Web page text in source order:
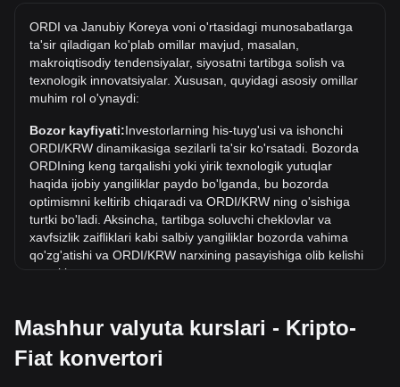
KRW dagi 1 ORDI ning eng yuqori narxi ₩135,402.95. 1
ORDI/KRW qiymati joriy eng yuqori ko'rsatkichdan oshib
ketishini ko'rish kerak.
KRW da narx dinamikasi qanday?
Oxirgi 7 kun ichida ORDI (ORDI) kursi 4.37% ga tushdi.
Oxirgi oyda ORDI (ORDI) ayirboshlash kursi Janubiy Koreya
voni (KRW) ga nisbatan 7.65% ga tushdi.
ORDI va Janubiy Koreya voni o'rtasidagi munosabatlarga
ta'sir qiladigan ko'plab omillar mavjud, masalan,
makroiqtisodiy tendensiyalar, siyosatni tartibga solish va
texnologik innovatsiyalar. Xususan, quyidagi asosiy omillar
muhim rol o'ynaydi:
Bozor kayfiyati:Investorlarning his-tuyg'usi va ishonchi
ORDI/KRW dinamikasiga sezilarli ta'sir ko'rsatadi. Bozorda
ORDIning keng tarqalishi yoki yirik texnologik yutuqlar
haqida ijobiy yangiliklar paydo bo'lganda, bu bozorda
optimismni keltirib chiqaradi va ORDI/KRW ning o'sishiga
turtki bo'ladi. Aksincha, tartibga soluvchi cheklovlar va
xavfsizlik zaifliklari kabi salbiy yangiliklar bozorda vahima
qo'zg'atishi va ORDI/KRW narxining pasayishiga olib kelishi
mumkin.
va qoidalari ularni qabul qilishga bevosita ta'sir ko'rsatadi,
bu esa o'z navbatida AQSh dollari kabi an'anaviy
valyutalarga nisbatan ularning qiymatini belgilaydi. Aniq va
Mashhur valyuta kurslari - Kripto-
Fiat konvertori